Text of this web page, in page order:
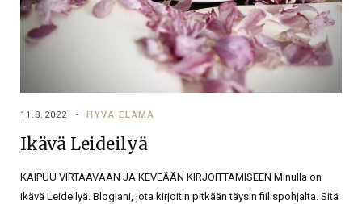
11.8.2022 HYVÄ ELÄMÄ
Ikävä Leideilyä
KAIPUU VIRTAAVAAN JA KEVEÄÄN KIRJOITTAMISEEN Minulla on
ikävä Leideilyä. Blogiani, jota kirjoitin pitkään täysin fiilispohjalta. Sitä